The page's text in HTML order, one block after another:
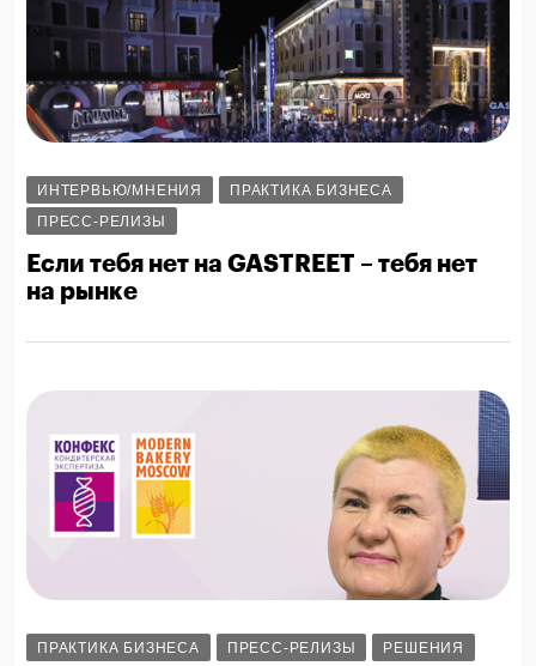
ИНТЕРВЬЮ/МНЕНИЯ
ПРАКТИКА БИЗНЕСА
ПРЕСС-РЕЛИЗЫ
Если тебя нет на GASTREET – тебя нет
на рынке
ПРАКТИКА БИЗНЕСА ПРЕСС-РЕЛИЗЫ РЕШЕНИЯ